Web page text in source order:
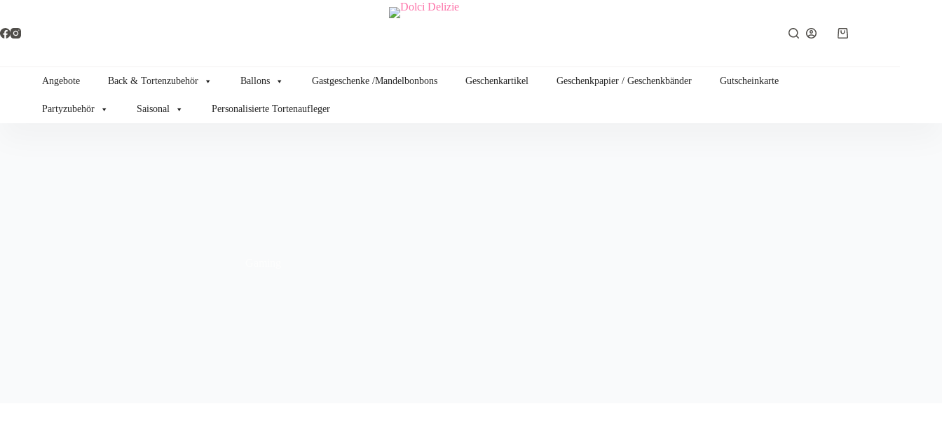
springen
Warenkorb
Angebote Back & Tortenzubehör Ballons Gastgeschenke /Mandelbonbons Geschenkartikel Geschenkpapier / Geschenkbänder Gutscheinkarte
Partyzubehör Saisonal Personalisierte Tortenaufleger